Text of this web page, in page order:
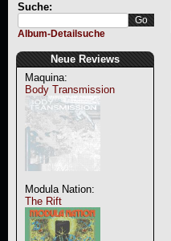
Suche:
Album-Detailsuche
Neue Reviews
Maquina:
Body Transmission
Modula Nation:
The Rift